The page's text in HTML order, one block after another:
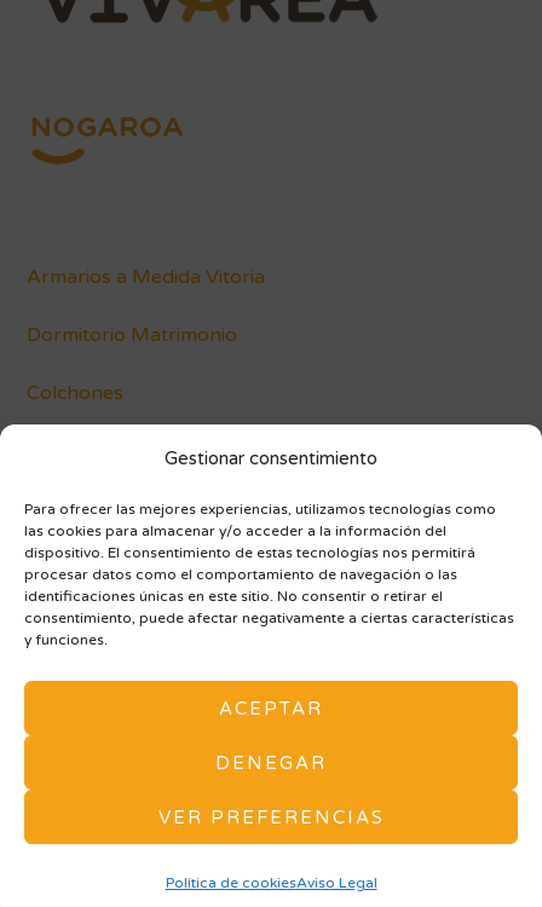
Gestionar consentimiento
Para ofrecer las mejores experiencias, utilizamos tecnologías como
las cookies para almacenar y/o acceder a la información del
dispositivo. El consentimiento de estas tecnologías nos permitirá
procesar datos como el comportamiento de navegación o las
identificaciones únicas en este sitio. No consentir o retirar el
consentimiento, puede afectar negativamente a ciertas características
y funciones.
ACEPTAR
DENEGAR
VER PREFERENCIAS
Política de cookiesAviso Legal
Armarios a Medida Vitoria
Dormitorio Matrimonio
Colchones
Blog
AVISO LEGAL Y POLÍTICA DE PRIVACIDAD
ARMARIOS A MEDIDA
MAPA DE SITIO
Tu tienda de Muebles y Decoración en Vitoria. -
Vivarea Nogaroa © Todos los derechos reservados. -
Diseño Web Zaragoza Balboa Media